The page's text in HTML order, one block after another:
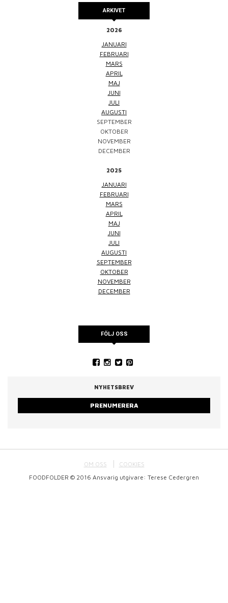
ARKIVET
2026
JANUARI
FEBRUARI
MARS
APRIL
MAJ
JUNI
JULI
AUGUSTI
SEPTEMBER
OKTOBER
NOVEMBER
DECEMBER
2025
JANUARI
FEBRUARI
MARS
APRIL
MAJ
JUNI
JULI
AUGUSTI
SEPTEMBER
OKTOBER
NOVEMBER
DECEMBER
FÖLJ OSS
NYHETSBREV
PRENUMERERA
OM OSS
COOKIES
FOODFOLDER © 2016 Ansvarig utgivare: Terese Cedergren